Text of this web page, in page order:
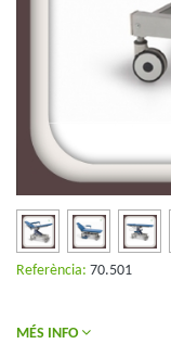
Referència: 70.501
MÉS INFO